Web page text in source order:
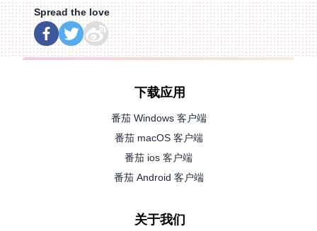
Spread the love
下载应用
番茄 Windows 客户端
番茄 macOS 客户端
番茄 ios 客户端
番茄 Android 客户端
关于我们